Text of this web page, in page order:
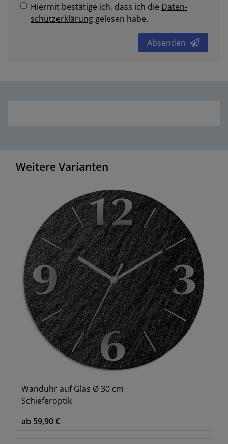
Hiermit bestätige ich, dass ich die Daten­
schutz­erklärung gelesen habe.
Absenden
Weitere Varianten
Wanduhr auf Glas Ø 30 cm
Schieferoptik
ab 59,90 €